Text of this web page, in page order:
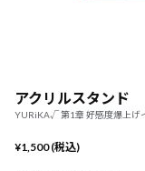
アクリルスタンド
YURiKA√ 第1章 好感度爆上げ
¥1,500 (税込)